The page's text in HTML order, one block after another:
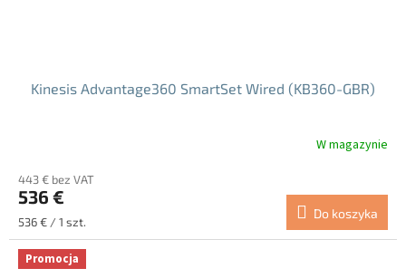
Kinesis Advantage360 SmartSet Wired (KB360-GBR)
produktu
wynosi
5.0
na
5
gwiazdek.
W magazynie
443 € bez VAT
536 €
Cena
jednostkowa:
536 € / 1 szt.
Do koszyka
Promocja